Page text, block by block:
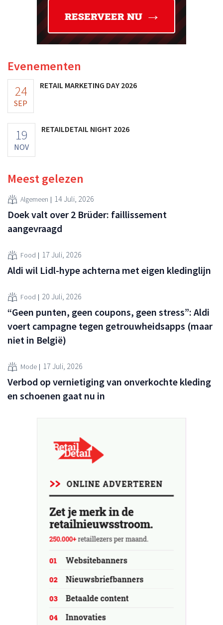
Evenementen
24
SEP
RETAIL MARKETING DAY 2026
19
NOV
RETAILDETAIL NIGHT 2026
Meest gelezen
Algemeen 14 Juli, 2026
Doek valt over 2 Brüder: faillissement
aangevraagd
Food 17 Juli, 2026
Aldi wil Lidl-hype achterna met eigen kledinglijn
Food 20 Juli, 2026
“Geen punten, geen coupons, geen stress”: Aldi
voert campagne tegen getrouwheidsapps (maar
niet in België)
Mode 17 Juli, 2026
Verbod op vernietiging van onverkochte kleding
en schoenen gaat nu in